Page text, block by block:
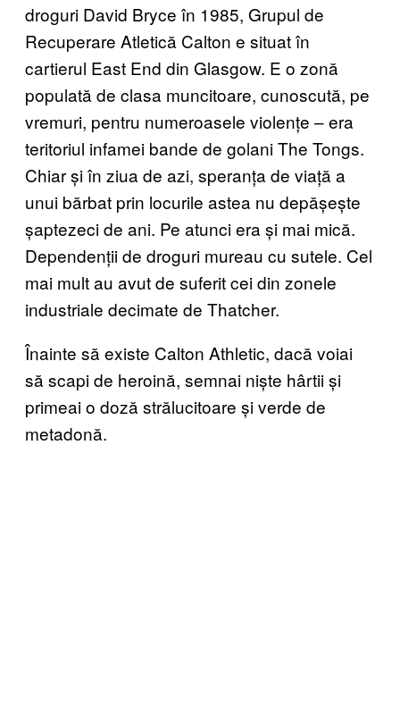
droguri David Bryce în 1985, Grupul de
Recuperare Atletică Calton e situat în
cartierul East End din Glasgow. E o zonă
populată de clasa muncitoare, cunoscută, pe
vremuri, pentru numeroasele violențe – era
teritoriul infamei bande de golani The Tongs.
Chiar și în ziua de azi, speranța de viață a
unui bărbat prin locurile astea nu depășește
șaptezeci de ani. Pe atunci era și mai mică.
Dependenții de droguri mureau cu sutele. Cel
mai mult au avut de suferit cei din zonele
industriale decimate de Thatcher.
Înainte să existe Calton Athletic, dacă voiai
să scapi de heroină, semnai niște hârtii și
primeai o doză strălucitoare și verde de
metadonă.